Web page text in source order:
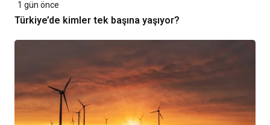
1 gün önce
Türkiye’de kimler tek başına yaşıyor?